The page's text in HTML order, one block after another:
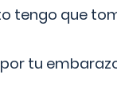
tengo que
tu